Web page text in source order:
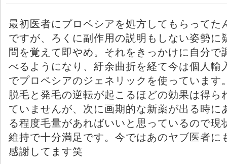
最初医者にプロペシアを処方してもらってた
ですが、ろくに副作用の説明もしない姿勢に
問を覚えて即やめ。それをきっかけに自分で
べるようになり、紆余曲折を経て今は個人輸
でプロペシアのジェネリックを使っています
脱毛と発毛の逆転が起こるほどの効果は得ら
ていませんが、次に画期的な新薬が出る時に
る程度毛量があればいいと思っているので現
維持で十分満足です。今ではあのヤブ医者に
感謝してます笑